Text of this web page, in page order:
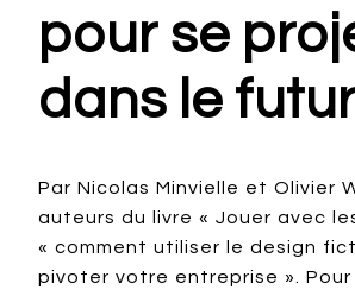
pour se
dans le
Par Nicolas Minvielle et Olivier
auteurs du livre « Jouer avec
« comment utiliser le design
pivoter votre entreprise ».